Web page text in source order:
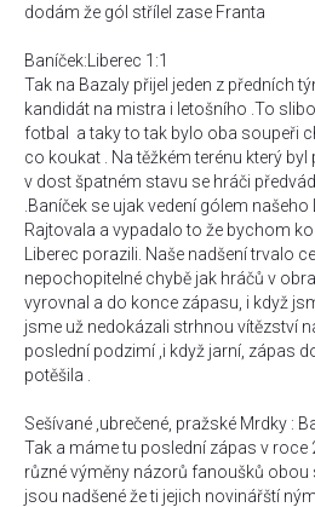
dodám že gól střílel zase Franta
Baníček:Liberec 1:1
Tak na Bazaly přijel jeden z předních
kandidát na mistra i letošního .To
fotbal a taky to tak bylo oba soupeři
co koukat . Na těžkém terénu který
v dost špatném stavu se hráči
.Baníček se ujak vedení gólem
Rajtovala a vypadalo to že bychom
Liberec porazili. Naše nadšení trvalo
nepochopitelné chybě jak hráčů v
vyrovnal a do konce zápasu, i když
jsme už nedokázali strhnou vítězství
poslední podzimí ,i když jarní, zápas
potěšila .
Sešívané ,ubrečené, pražské Mrdky :
Tak a máme tu poslední zápas v roce
různé výměny názorů fanoušků obou
jsou nadšené že ti jejich novinářští